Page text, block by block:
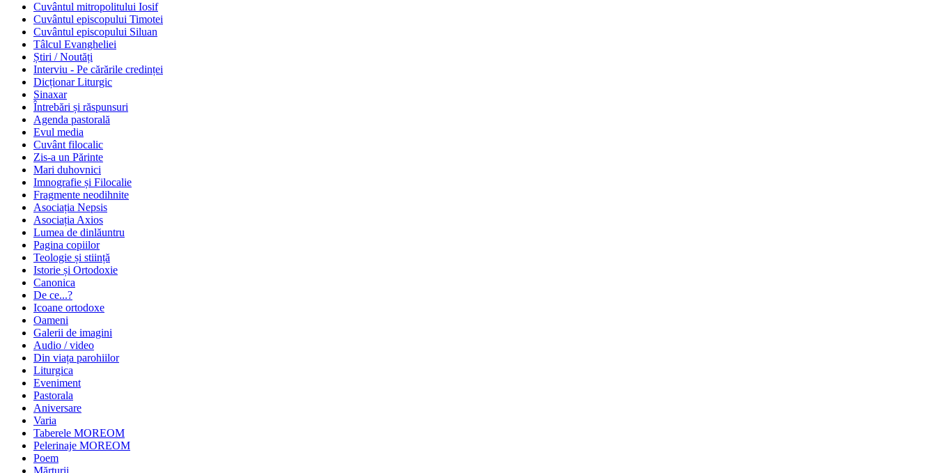
Cuvântul mitropolitului Iosif
Cuvântul episcopului Timotei
Cuvântul episcopului Siluan
Tâlcul Evangheliei
Știri / Noutăți
Interviu - Pe cărările credinței
Dicționar Liturgic
Sinaxar
Întrebări și răspunsuri
Agenda pastorală
Evul media
Cuvânt filocalic
Zis-a un Părinte
Mari duhovnici
Imnografie și Filocalie
Fragmente neodihnite
Asociația Nepsis
Asociația Axios
Lumea de dinlăuntru
Pagina copiilor
Teologie și stiință
Istorie și Ortodoxie
Canonica
De ce...?
Icoane ortodoxe
Oameni
Galerii de imagini
Audio / video
Din viața parohiilor
Liturgica
Eveniment
Pastorala
Aniversare
Varia
Taberele MOREOM
Pelerinaje MOREOM
Poem
Mărturii